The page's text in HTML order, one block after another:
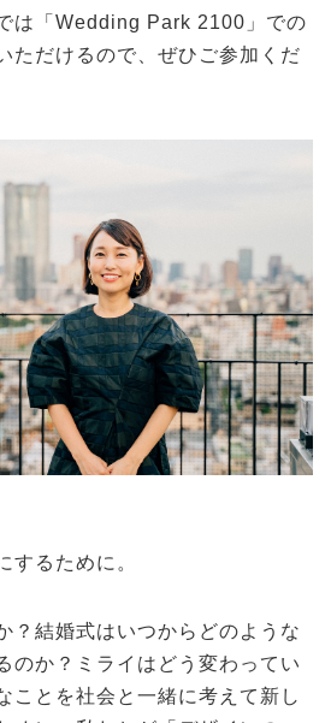
は「Wedding Park 2100」での
ただけるので、ぜひご参加くだ
するために。
？結婚式はいつからどのような
のか？ミライはどう変わってい
ことを社会と一緒に考えて新し